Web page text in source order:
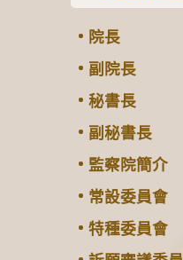
院長
副院長
秘書長
副秘書長
監察院簡介
常設委員會
特種委員會